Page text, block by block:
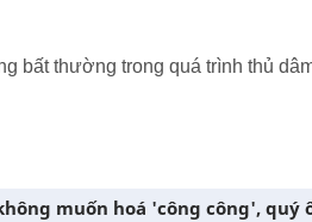
bất thường trong quá trình thủ
muốn hoá 'công công',